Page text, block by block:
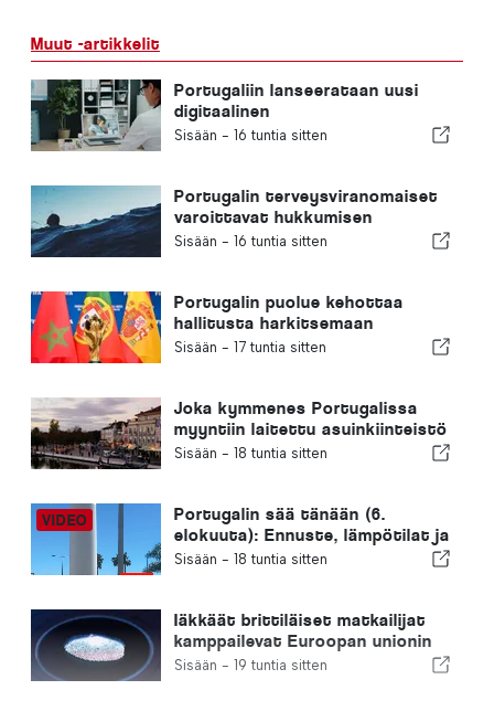
Muut -artikkelit
Portugaliin lanseerataan uusi
digitaalinen
terveydenhuoltoalusta
Sisään - 16 tuntia sitten
Portugalin terveysviranomaiset
varoittavat hukkumisen
vaaroista
Sisään - 16 tuntia sitten
Portugalin puolue kehottaa
hallitusta harkitsemaan
uudelleen Marokon valintaa
kriisin vuoksi
Sisään - 17 tuntia sitten
Joka kymmenes Portugalissa
myyntiin laitettu asuinkiinteistö
myydään alle viikossa
Sisään - 18 tuntia sitten
Portugalin sää tänään (6.
elokuuta): Ennuste, lämpötilat ja
mitä odottaa
Sisään - 18 tuntia sitten
Iäkkäät brittiläiset matkailijat
kamppailevat Euroopan unionin
uusien sormenjälkitarkastusten
Sisään - 19 tuntia sitten